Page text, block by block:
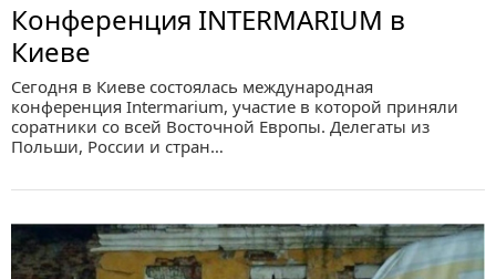
Конференция INTERMARIUM в
Киеве
Сегодня в Киеве состоялась международная
конференция Intermarium, участие в которой приняли
соратники со всей Восточной Европы. Делегаты из
Польши, России и стран…